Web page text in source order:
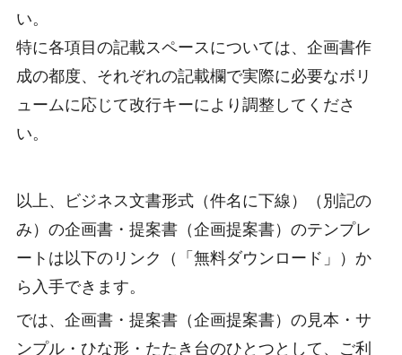
い。
特に各項目の記載スペースについては、企画書作
成の都度、それぞれの記載欄で実際に必要なボリ
ュームに応じて改行キーにより調整してくださ
い。
以上、ビジネス文書形式（件名に下線）（別記の
み）の企画書・提案書（企画提案書）のテンプレ
ートは以下のリンク（「無料ダウンロード」）か
ら入手できます。
では、企画書・提案書（企画提案書）の見本・サ
ンプル・ひな形・たたき台のひとつとして、ご利